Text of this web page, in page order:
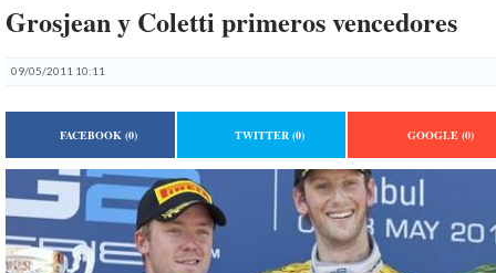
Grosjean y Coletti primeros vencedores
09/05/2011 10:11
FACEBOOK(0) TWITTER(0) GOOGLE(0)